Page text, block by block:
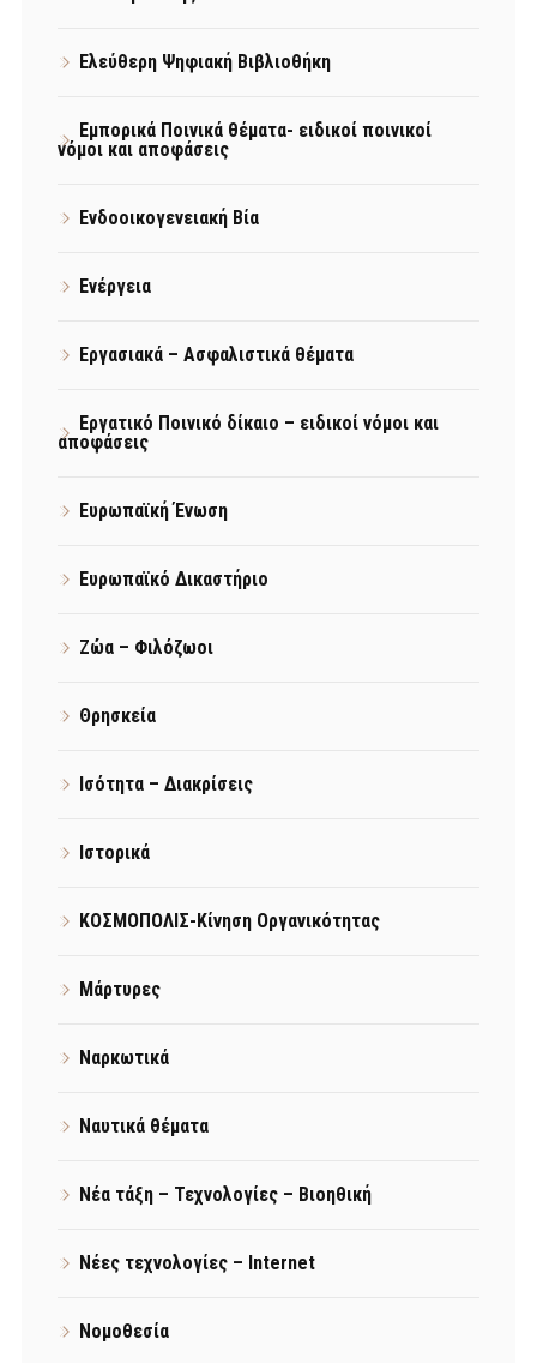
Ελεύθερη Ψηφιακή Βιβλιοθήκη
Εμπορικά Ποινικά θέματα- ειδικοί ποινικοί
νόμοι και αποφάσεις
Ενδοοικογενειακή Βία
Ενέργεια
Εργασιακά – Ασφαλιστικά θέματα
Εργατικό Ποινικό δίκαιο – ειδικοί νόμοι και
αποφάσεις
Ευρωπαϊκή Ένωση
Ευρωπαϊκό Δικαστήριο
Ζώα – Φιλόζωοι
Θρησκεία
Ισότητα – Διακρίσεις
Ιστορικά
ΚΟΣΜΟΠΟΛΙΣ-Κίνηση Οργανικότητας
Μάρτυρες
Ναρκωτικά
Ναυτικά θέματα
Νέα τάξη – Τεχνολογίες – Βιοηθική
Νέες τεχνολογίες – Internet
Νομοθεσία